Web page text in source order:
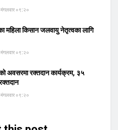
मंगलवार ०९:२०
महिला किसान जलवायु नेतृत्वका लागि
मंगलवार ०९:२०
अवसरमा रक्तदान कार्यक्रम, ३५
मंगलवार ०९:२०